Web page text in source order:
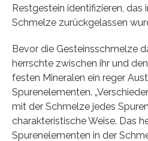
Restgestein identifizieren, das
Schmelze zurückgelassen
Bevor die Gesteinsschmelze
herrschte zwischen ihr und
festen Mineralen ein reger
Spurenelementen.
mit der Schmelze jedes
charakteristische Weise. Das
Spurenelementen in der